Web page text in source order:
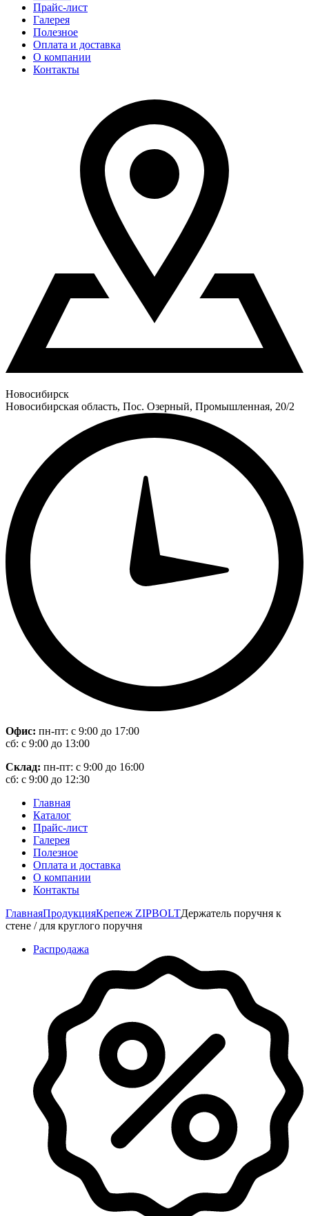
Прайс-лист
Галерея
Полезное
Оплата и доставка
О компании
Контакты
Новосибирск
Новосибирская область, Пос. Озерный, Промышленная, 20/2
Офис: пн-пт: с 9:00 до 17:00
сб: с 9:00 до 13:00
Склад: пн-пт: с 9:00 до 16:00
сб: с 9:00 до 12:30
Главная
Каталог
Прайс-лист
Галерея
Полезное
Оплата и доставка
О компании
Контакты
ГлавнаяПродукцияКрепеж ZIPBOLTДержатель поручня к
стене / для круглого поручня
Распродажа